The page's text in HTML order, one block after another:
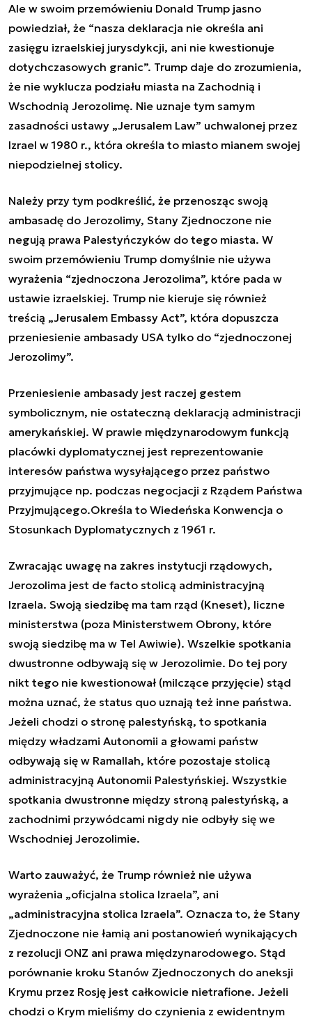
Ale w swoim przemówieniu Donald Trump jasno
powiedział, że “nasza deklaracja nie określa ani
zasięgu izraelskiej jurysdykcji, ani nie kwestionuje
dotychczasowych granic”. Trump daje do zrozumienia,
że nie wyklucza podziału miasta na Zachodnią i
Wschodnią Jerozolimę. Nie uznaje tym samym
zasadności ustawy „Jerusalem Law” uchwalonej przez
Izrael w 1980 r., która określa to miasto mianem swojej
niepodzielnej stolicy.
Należy przy tym podkreślić, że przenosząc swoją
ambasadę do Jerozolimy, Stany Zjednoczone nie
negują prawa Palestyńczyków do tego miasta. W
swoim przemówieniu Trump domyślnie nie używa
wyrażenia “zjednoczona Jerozolima”, które pada w
ustawie izraelskiej. Trump nie kieruje się również
treścią „Jerusalem Embassy Act”, która dopuszcza
przeniesienie ambasady USA tylko do “zjednoczonej
Jerozolimy”.
Przeniesienie ambasady jest raczej gestem
symbolicznym, nie ostateczną deklaracją administracji
amerykańskiej. W prawie międzynarodowym funkcją
placówki dyplomatycznej jest reprezentowanie
interesów państwa wysyłającego przez państwo
przyjmujące np. podczas negocjacji z Rządem Państwa
Przyjmującego.Określa to Wiedeńska Konwencja o
Stosunkach Dyplomatycznych z 1961 r.
Zwracając uwagę na zakres instytucji rządowych,
Jerozolima jest de facto stolicą administracyjną
Izraela. Swoją siedzibę ma tam rząd (Kneset), liczne
ministerstwa (poza Ministerstwem Obrony, które
swoją siedzibę ma w Tel Awiwie). Wszelkie spotkania
dwustronne odbywają się w Jerozolimie. Do tej pory
nikt tego nie kwestionował (milczące przyjęcie) stąd
można uznać, że status quo uznają też inne państwa.
Jeżeli chodzi o stronę palestyńską, to spotkania
między władzami Autonomii a głowami państw
odbywają się w Ramallah, które pozostaje stolicą
administracyjną Autonomii Palestyńskiej. Wszystkie
spotkania dwustronne między stroną palestyńską, a
zachodnimi przywódcami nigdy nie odbyły się we
Wschodniej Jerozolimie.
Warto zauważyć, że Trump również nie używa
wyrażenia „oficjalna stolica Izraela”, ani
„administracyjna stolica Izraela”. Oznacza to, że Stany
Zjednoczone nie łamią ani postanowień wynikających
z rezolucji ONZ ani prawa międzynarodowego. Stąd
porównanie kroku Stanów Zjednoczonych do aneksji
Krymu przez Rosję jest całkowicie nietrafione. Jeżeli
chodzi o Krym mieliśmy do czynienia z ewidentnym